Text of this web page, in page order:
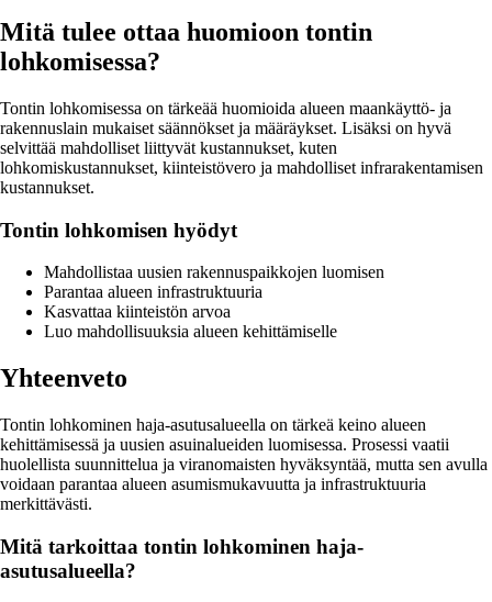
Mitä tulee ottaa huomioon tontin
lohkomisessa?
Tontin lohkomisessa on tärkeää huomioida alueen maankäyttö- ja
rakennuslain mukaiset säännökset ja määräykset. Lisäksi on hyvä
selvittää mahdolliset liittyvät kustannukset, kuten
lohkomiskustannukset, kiinteistövero ja mahdolliset infrarakentamisen
kustannukset.
Tontin lohkomisen hyödyt
Mahdollistaa uusien rakennuspaikkojen luomisen
Parantaa alueen infrastruktuuria
Kasvattaa kiinteistön arvoa
Luo mahdollisuuksia alueen kehittämiselle
Yhteenveto
Tontin lohkominen haja-asutusalueella on tärkeä keino alueen
kehittämisessä ja uusien asuinalueiden luomisessa. Prosessi vaatii
huolellista suunnittelua ja viranomaisten hyväksyntää, mutta sen avulla
voidaan parantaa alueen asumismukavuutta ja infrastruktuuria
merkittävästi.
Mitä tarkoittaa tontin lohkominen haja-
asutusalueella?